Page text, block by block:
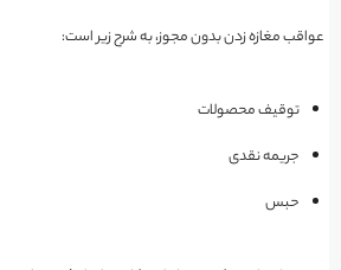
عواقب مغازه زدن بدون مجوز، به شرح زیر است:
توقیف محصولات
جریمه نقدی
حبس